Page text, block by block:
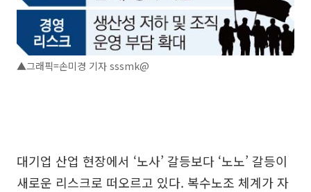
▲그래픽=손미경 기자 sssmk@
대기업 산업 현장에서 ‘노사’ 갈등보다 ‘노노’ 갈등이
새로운 리스크로 떠오르고 있다. 복수노조 체계가 자